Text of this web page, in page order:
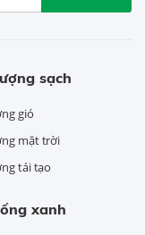
sạch
gió
mặt trời
tái tạo
xanh